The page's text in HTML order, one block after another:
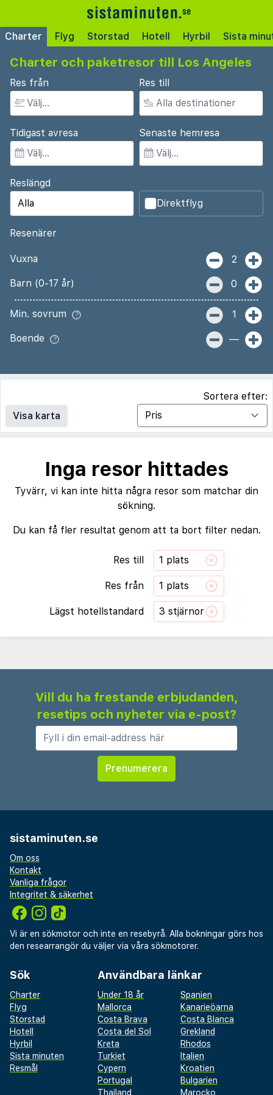
Charter Flyg Storstad Hotell Hyrbil Sista
Charter och paketresor till Los Angeles
Res från Res till
Tidigast avresa Senaste hemresa
Reslängd
Direktflyg
Resenärer
Vuxna 2
Barn (0-17 år) 0
Min. sovrum 1
Boende —
Visa karta
Sortera efter:
Inga resor hittades
Tyvärr, vi kan inte hitta några resor som matchar din
sökning.
Du kan få fler resultat genom att ta bort filter nedan.
Res till 1 plats
Res från 1 plats
Lägst hotellstandard 3 stjärnor
Vill du ha frestande erbjudanden,
resetips och nyheter via e-post?
sistaminuten.se
Om oss
Kontakt
Vanliga frågor
Integritet & säkerhet
Vi är en sökmotor och inte en resebyrå. Alla bokningar görs hos
den researrangör du väljer via våra sökmotorer.
Sök
Charter
Flyg
Storstad
Hotell
Hyrbil
Sista minuten
Resmål
Användbara länkar
Under 18 år
Spanien
Mallorca
Kanarieöarna
Costa Brava
Costa Blanca
Costa del Sol
Grekland
Kreta
Rhodos
Turkiet
Italien
Cypern
Kroatien
Portugal
Bulgarien
Thailand
Marocko